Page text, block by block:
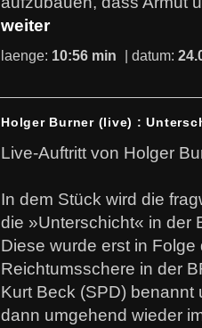
weiter
laenge: 10:56 min | datum:
Holger Burner (live) :
Live-Auftritt von Holger
In dem Stück wird die
die »Unterschicht« in der
Diese wurde erst in
Reichtumsschere in der
Kurt Beck (SPD)
dann umgehend wieder